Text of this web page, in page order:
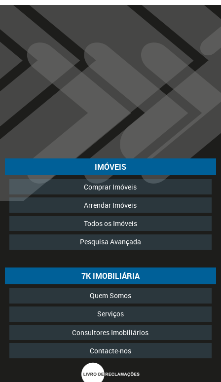
IMÓVEIS
Comprar Imóveis
Arrendar Imóveis
Todos os Imóveis
Pesquisa Avançada
7K IMOBILIÁRIA
Quem Somos
Serviços
Consultores Imobiliários
Contacte-nos